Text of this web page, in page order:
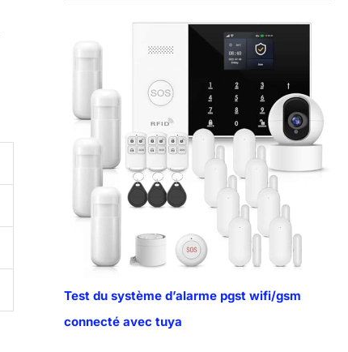
Test du système d’alarme pgst wifi/gsm
connecté avec tuya